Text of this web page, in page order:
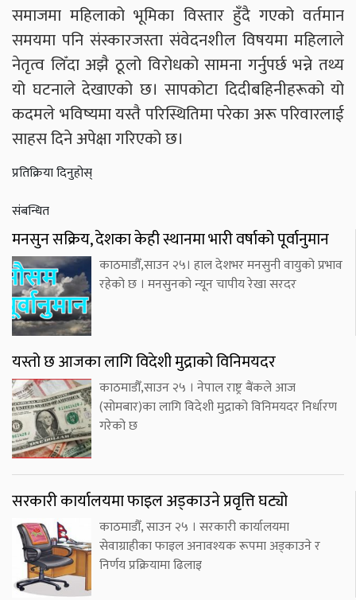
समाजमा महिलाको भूमिका विस्तार हुँदै गएको वर्तमान
समयमा पनि संस्कारजस्ता संवेदनशील विषयमा महिलाले
नेतृत्व लिँदा अझै ठूलो विरोधको सामना गर्नुपर्छ भन्ने तथ्य
यो घटनाले देखाएको छ। सापकोटा दिदीबहिनीहरूको यो
कदमले भविष्यमा यस्तै परिस्थितिमा परेका अरू परिवारलाई
साहस दिने अपेक्षा गरिएको छ।
प्रतिक्रिया दिनुहोस्
संबन्धित
मनसुन सक्रिय, देशका केही स्थानमा भारी वर्षाको पूर्वानुमान
काठमाडौँ,साउन २५। हाल देशभर मनसुनी वायुको प्रभाव
रहेको छ । मनसुनको न्यून चापीय रेखा सरदर
यस्तो छ आजका लागि विदेशी मुद्राको विनिमयदर
काठमाडौँ,साउन २५ । नेपाल राष्ट्र बैंकले आज
(सोमबार)का लागि विदेशी मुद्राको विनिमयदर निर्धारण
गरेको छ
सरकारी कार्यालयमा फाइल अड्काउने प्रवृत्ति घट्यो
काठमाडौँ, साउन २५ । सरकारी कार्यालयमा
सेवाग्राहीका फाइल अनावश्यक रूपमा अड्काउने र
निर्णय प्रक्रियामा ढिलाइ